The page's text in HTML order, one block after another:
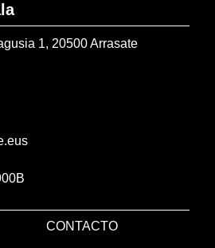
1, 20500 Arrasate
CONTACTO